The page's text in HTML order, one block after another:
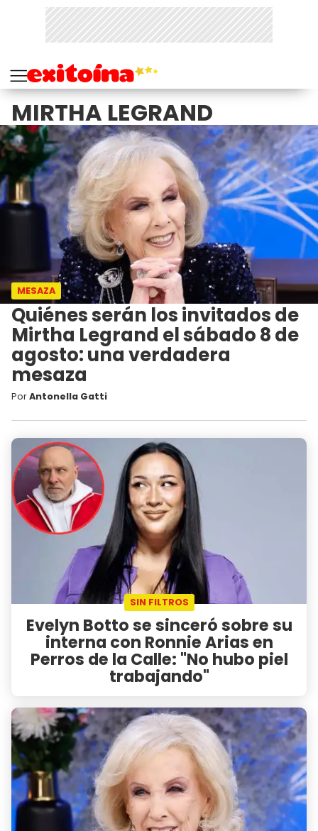
MIRTHA LEGRAND
MESAZA
Quiénes serán los invitados de
Mirtha Legrand el sábado 8 de
agosto: una verdadera
mesaza
PorAntonella Gatti
SIN FILTROS
Evelyn Botto se sinceró sobre su
interna con Ronnie Arias en
Perros de la Calle: "No hubo piel
trabajando"